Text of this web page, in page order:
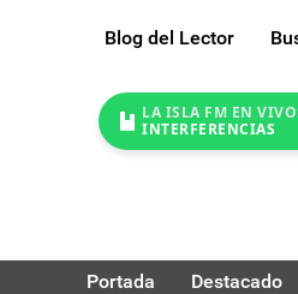
Blog del Lector
LA ISLA FM EN
INTERFERENCIAS
Portada Destacado